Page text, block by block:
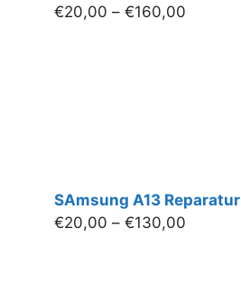
€20,00 – €160,00
SAmsung A13 Reparatur
€20,00 – €130,00